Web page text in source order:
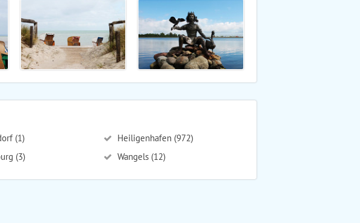
(1)
Heiligenhafen (972)
(3) Wangels (12)